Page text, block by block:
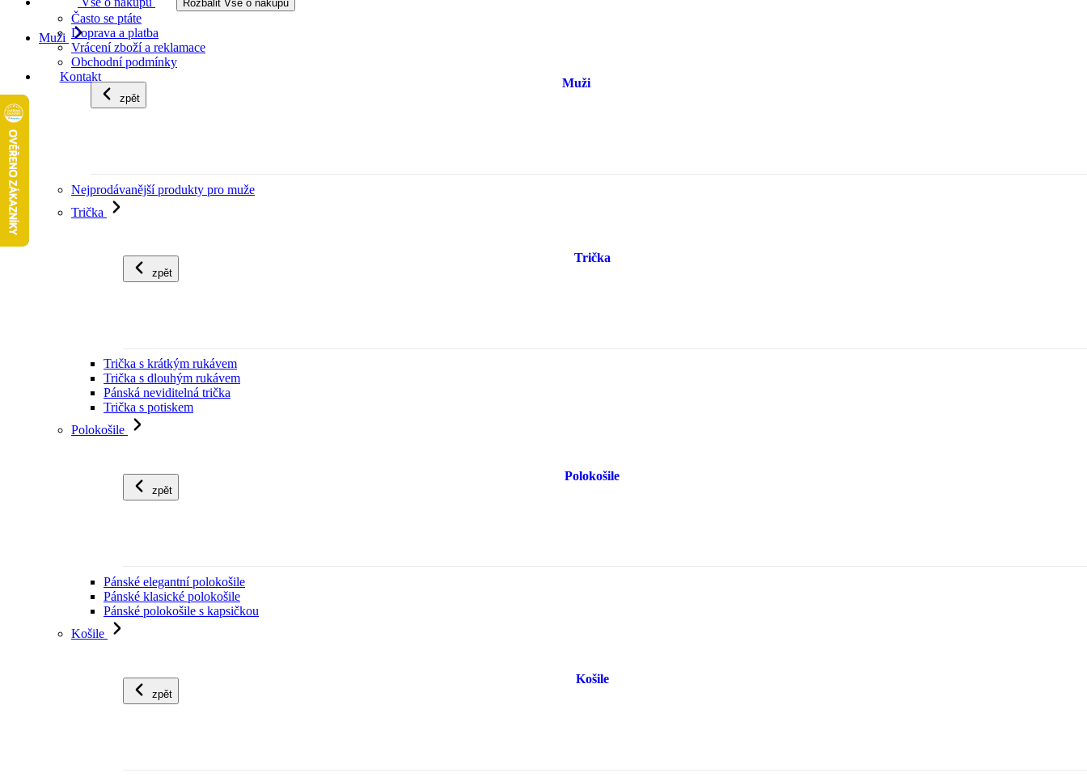
Rozbalit Vše o nákupu
Často se ptáte
Doprava a platba
Vrácení zboží a reklamace
Obchodní podmínky
Kontakt
Muži
zpět
Muži
Nejprodávanější produkty pro muže
Trička
zpět
Trička
Trička s krátkým rukávem
Trička s dlouhým rukávem
Pánská neviditelná trička
Trička s potiskem
Polokošile
zpět
Polokošile
Pánské elegantní polokošile
Pánské klasické polokošile
Pánské polokošile s kapsičkou
Košile
zpět
Košile